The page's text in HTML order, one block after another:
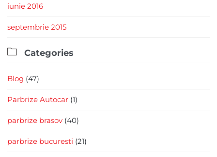
iunie 2016
septembrie 2015
 Categories
Blog (47)
Parbrize Autocar (1)
parbrize brasov (40)
parbrize bucuresti (21)